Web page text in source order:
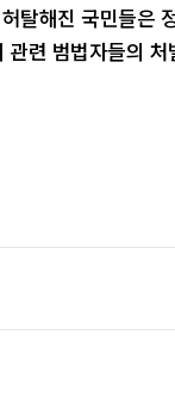
탈해진 국민들은
련 범법자들의